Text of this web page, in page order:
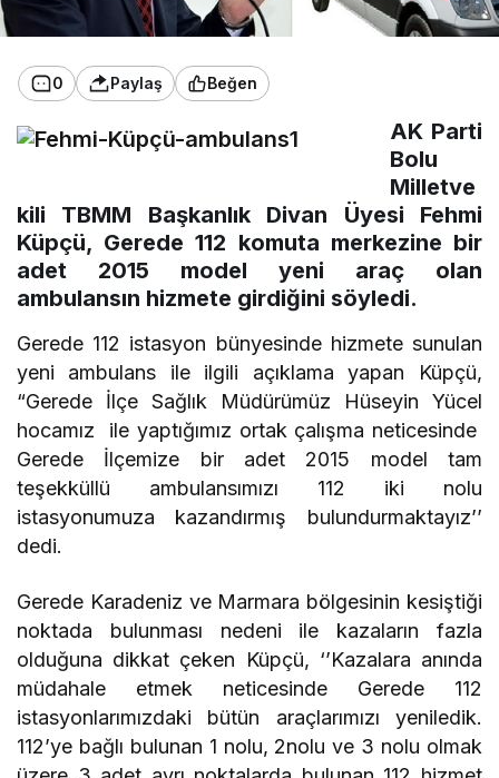
0 Paylaş Beğen
AK Parti
Bolu
Milletve
kili TBMM Başkanlık Divan Üyesi Fehmi
Küpçü, Gerede 112 komuta merkezine bir
adet 2015 model yeni araç olan
ambulansın hizmete girdiğini söyledi.
Gerede 112 istasyon bünyesinde hizmete sunulan
yeni ambulans ile ilgili açıklama yapan Küpçü,
“Gerede İlçe Sağlık Müdürümüz Hüseyin Yücel
hocamız ile yaptığımız ortak çalışma neticesinde
Gerede İlçemize bir adet 2015 model tam
teşekküllü ambulansımızı 112 iki nolu
istasyonumuza kazandırmış bulundurmaktayız’’
dedi.
Gerede Karadeniz ve Marmara bölgesinin kesiştiği
noktada bulunması nedeni ile kazaların fazla
olduğuna dikkat çeken Küpçü, ‘’Kazalara anında
müdahale etmek neticesinde Gerede 112
istasyonlarımızdaki bütün araçlarımızı yeniledik.
112’ye bağlı bulunan 1 nolu, 2nolu ve 3 nolu olmak